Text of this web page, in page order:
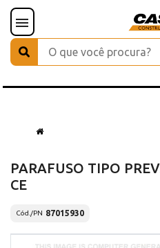
PARAFUSO TIPO
CE
Cód./PN 87015930